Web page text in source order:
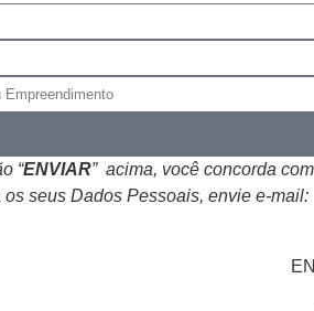
“ENVIAR” acima, você concorda
os seus Dados Pessoais, envie e-mail: